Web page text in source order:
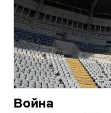
Война